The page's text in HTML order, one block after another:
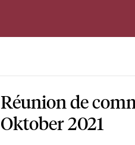
Réunion de
Oktober 2021